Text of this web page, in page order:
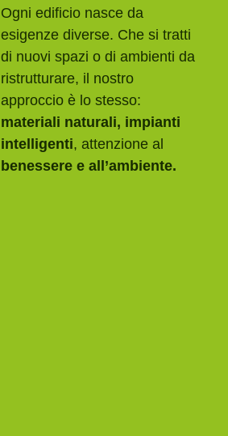
Ogni edificio nasce da
esigenze diverse. Che si tratti
di nuovi spazi o di ambienti da
ristrutturare, il nostro
approccio è lo stesso:
materiali naturali, impianti
intelligenti, attenzione al
benessere e all’ambiente.